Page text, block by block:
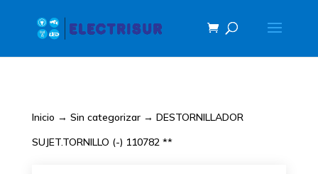
Inicio → Sin categorizar→ DESTORNILLADOR
SUJET.TORNILLO (-) 110782 **